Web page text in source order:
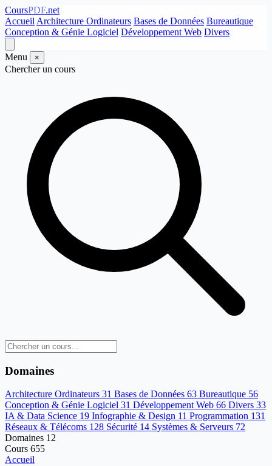
CoursPDF.net
Accueil Architecture Ordinateurs Bases de Données Bureautique
Conception & Génie Logiciel Développement Web Divers
Menu ×
Chercher un cours
Domaines
Architecture Ordinateurs 31 Bases de Données 63 Bureautique 56
Conception & Génie Logiciel 31 Développement Web 66 Divers 33
IA & Data Science 19 Infographie & Design 11 Programmation 131
Réseaux & Télécoms 128 Sécurité 14 Systèmes & Serveurs 72
Domaines 12
Cours 655
Accueil